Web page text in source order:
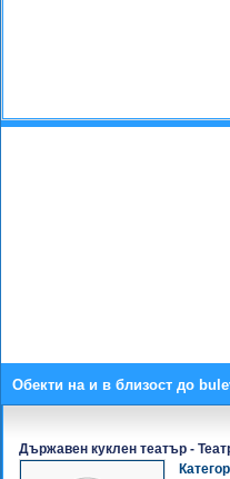
Обекти на и в близост до
Държавен куклен театър -